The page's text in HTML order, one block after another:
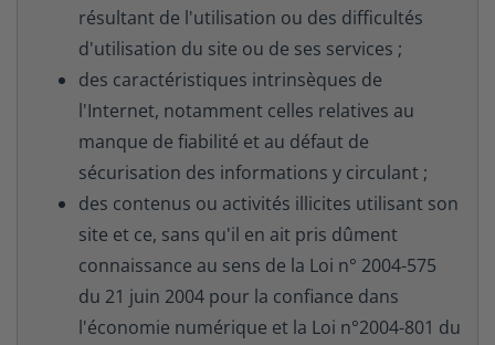
résultant de l'utilisation ou des difficultés
d'utilisation du site ou de ses services ;
des caractéristiques intrinsèques de
l'Internet, notamment celles relatives au
manque de fiabilité et au défaut de
sécurisation des informations y circulant ;
des contenus ou activités illicites utilisant son
site et ce, sans qu'il en ait pris dûment
connaissance au sens de la Loi n° 2004-575
du 21 juin 2004 pour la confiance dans
l'économie numérique et la Loi n°2004-801 du